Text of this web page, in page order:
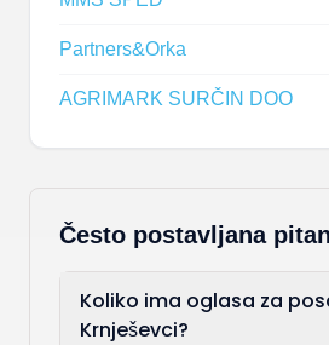
Partners&Orka
AGRIMARK SURČIN DOO
Često postavljana
Koliko ima oglasa za
Krnješevci?